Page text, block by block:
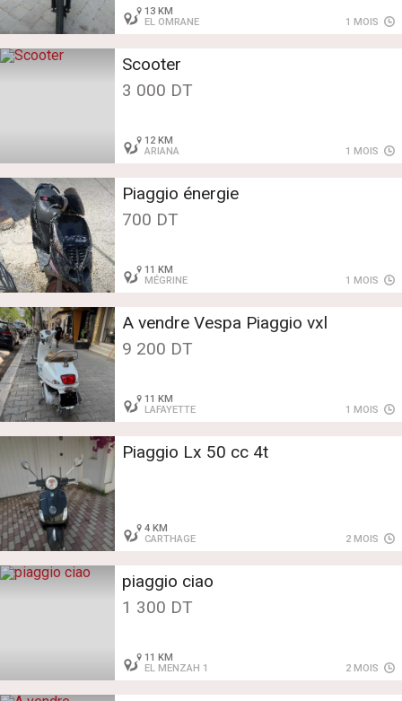
13 KM
EL OMRANE
1 MOIS
Scooter
3 000 DT
12 KM
ARIANA
1 MOIS
Piaggio énergie
700 DT
11 KM
MÉGRINE
1 MOIS
A vendre Vespa Piaggio vxl
9 200 DT
11 KM
LAFAYETTE
1 MOIS
Piaggio Lx 50 cc 4t
4 KM
CARTHAGE
2 MOIS
piaggio ciao
1 300 DT
11 KM
EL MENZAH 1
2 MOIS